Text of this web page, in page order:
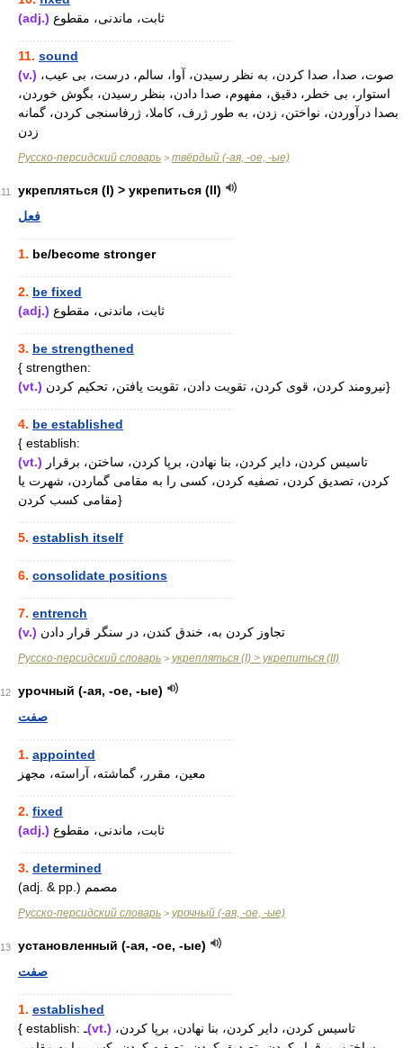
(adj.) ثابت، ماندنی، مقطوع
11. sound
(v.)
استوار، بی خطر، دقیق، مفهوم، صدا دادن، بنظر رسیدن، بگوش خوردن،
بصدا درآوردن، نواختن، زدن، به طور ژرف، کاملا، ژرفاسنجی کردن، گمانه
زدن
Русско-персидский словарь > твёрдый (-ая, -ое, -ые)
11
укрепляться (I) > укрепиться (II)
فعل
1. be/become stronger
2. be fixed
(adj.) ثابت، ماندنی، مقطوع
3. be strengthened
{ strengthen:
(vt.)
نیرومند کردن، قوی کردن، تقویت دادن، تقویت یافتن، تحکیم کردن}
4. be established
{ establish:
(vt.)
کردن، تصدیق کردن، تصفیه کردن، کسی را به مقامی گماردن، شهرت یا
مقامی کسب کردن}
5. establish itself
6. consolidate positions
7. entrench
(v.) تجاوز کردن به، خندق کندن، در سنگر قرار دادن
Русско-персидский словарь > укрепляться (I) > укрепиться (II)
12
урочный (-ая, -ое, -ые)
صفت
1. appointed
معین، مقرر، گماشته، آراسته، مجهز
2. fixed
(adj.) ثابت، ماندنی، مقطوع
3. determined
(adj. & pp.) مصمم
Русско-персидский словарь > урочный (-ая, -ое, -ые)
13
установленный (-ая, -ое, -ые)
صفت
1. established
{ establish: ـ(vt.)